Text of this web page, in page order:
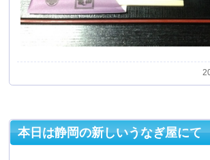
ここのお店は非常にこだわりが多く、うな
だけを使用し、焼きは備長炭を使って丁寧
本当に焼き加減が絶妙でご飯の炊き加減も
のうなぎ屋の中でもかなり美味しいお店だ
（個人的にですが。）